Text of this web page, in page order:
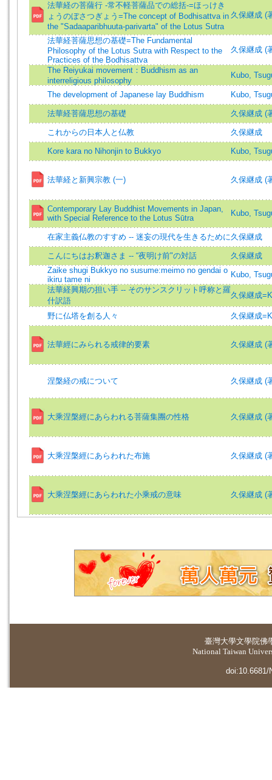
法華経の菩薩行 -常不軽菩薩品での総括-=ほっけき
ょうのぼさつぎょう=The concept of Bodhisattva in
the "Sadaaparibhuuta-parivarta" of the Lotus Sutra
久保継成 (
法華経菩薩思想の基礎=The Fundamental
Philosophy of the Lotus Sutra with Respect to the
Practices of the Bodhisattva
久保継成 (
The Reiyukai movement：Buddhism as an
interreligious philosophy
Kubo,
The development of Japanese lay Buddhism Kubo,
法華経菩薩思想の基礎 久保継成 (
これからの日本人と仏教 久保継成
Kore kara no Nihonjin to Bukkyo Kubo,
法華経と新興宗教 (一) 久保継成 (
Contemporary Lay Buddhist Movements in Japan,
with Special Reference to the Lotus Sūtra
Kubo,
在家主義仏教のすすめ -- 迷妄の現代を生きるために久保継成
こんにちはお釈迦さま -- “夜明け前"の対話
久保継成
Zaike shugi Bukkyo no susume:meimo no gendai o
ikiru tame ni
Kubo,
法華経興期の担い手 -- そのサンスクリット呼称と羅
什訳語
久保継成
野に仏塔を創る人々 久保継成
法華經にみられる戒律的要素 久保継成 (
涅槃経の戒について 久保継成 (
大乘涅槃經にあらわれる菩薩集團の性格 久保継成 (
大乘涅槃經にあらわれた布施 久保継成 (
大乘涅槃經にあらわれた小乘戒の意味 久保継成 (
臺灣大學文學院佛
National Taiwan
doi:10.6681/